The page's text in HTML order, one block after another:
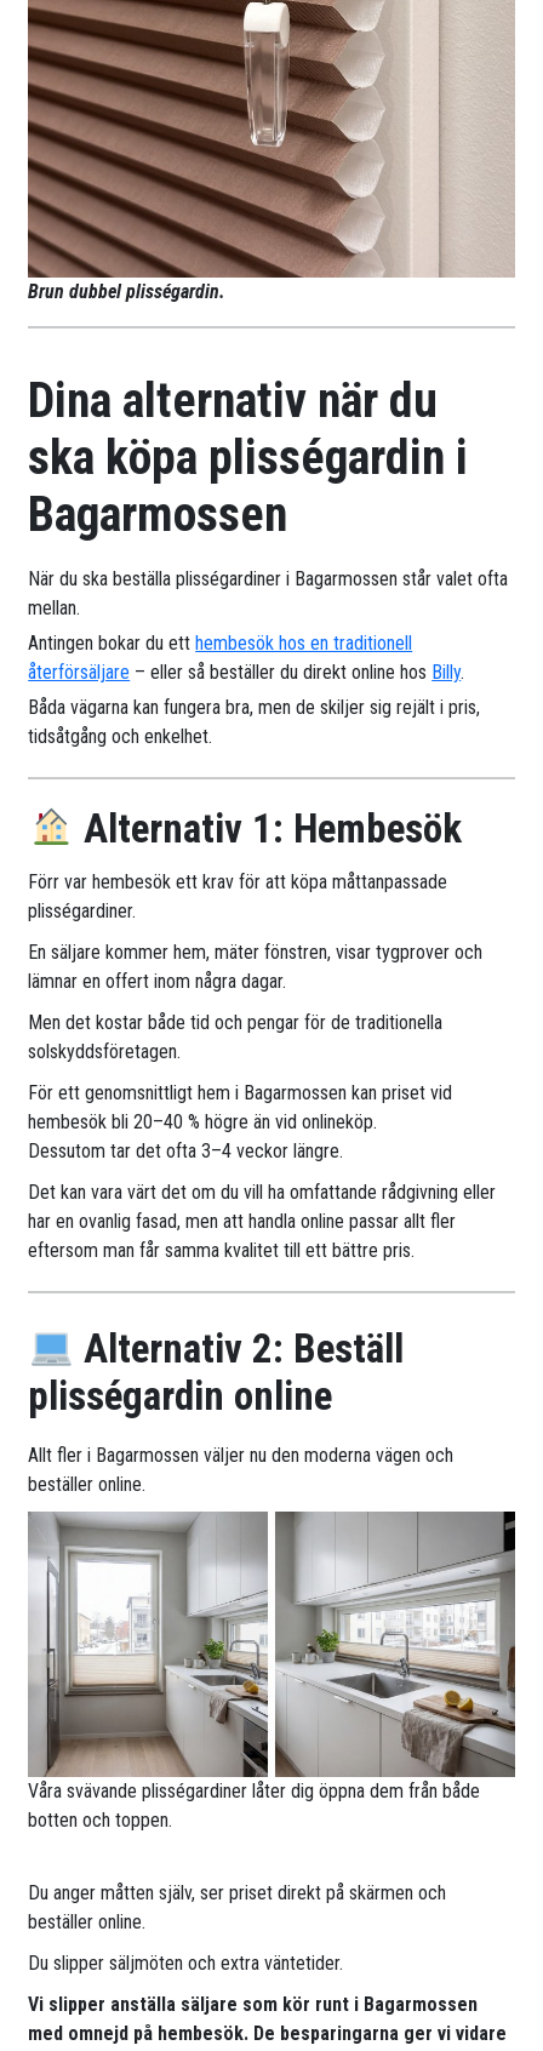
Brun dubbel plisségardin.
Dina alternativ när du
ska köpa plisségardin i
Bagarmossen
När du ska beställa plisségardiner i Bagarmossen står valet ofta
mellan.
Antingen bokar du etthembesök hos en traditionell
återförsäljare – eller så beställer du direkt online hos Billy.
Båda vägarna kan fungera bra, men de skiljer sig rejält i pris,
tidsåtgång och enkelhet.
Alternativ 1: Hembesök
Förr var hembesök ett krav för att köpa måttanpassade
plisségardiner.
En säljare kommer hem, mäter fönstren, visar tygprover och
lämnar en offert inom några dagar.
Men det kostar både tid och pengar för de traditionella
solskyddsföretagen.
För ett genomsnittligt hem i Bagarmossen kan priset vid
hembesök bli 20–40 % högre än vid onlineköp.
Dessutom tar det ofta 3–4 veckor längre.
Det kan vara värt det om du vill ha omfattande rådgivning eller
har en ovanlig fasad, men att handla online passar allt fler
eftersom man får samma kvalitet till ett bättre pris.
Alternativ 2: Beställ
plisségardin online
Allt fler i Bagarmossen väljer nu den moderna vägen och
beställer online.
Våra svävande plisségardiner låter dig öppna dem från både
botten och toppen.
Du anger måtten själv, ser priset direkt på skärmen och
beställer online.
Du slipper säljmöten och extra väntetider.
Vi slipper anställa säljare som kör runt i Bagarmossen
med omnejd på hembesök. De besparingarna ger vi vidare